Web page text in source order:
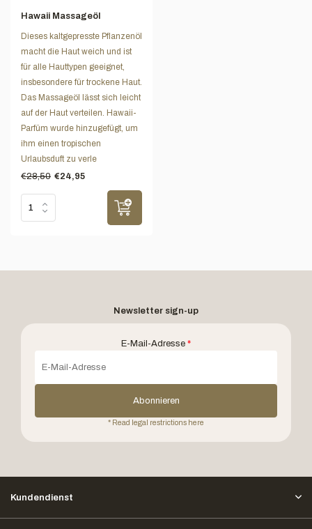
Hawaii Massageöl
Dieses kaltgepresste Pflanzenöl
macht die Haut weich und ist
für alle Hauttypen geeignet,
insbesondere für trockene Haut.
Das Massageöl lässt sich leicht
auf der Haut verteilen. Hawaii-
Parfüm wurde hinzugefügt, um
ihm einen tropischen
Urlaubsduft zu verle
€28,50 €24,95
Newsletter sign-up
E-Mail-Adresse *
Abonnieren
* Read legal restrictions here
Kundendienst